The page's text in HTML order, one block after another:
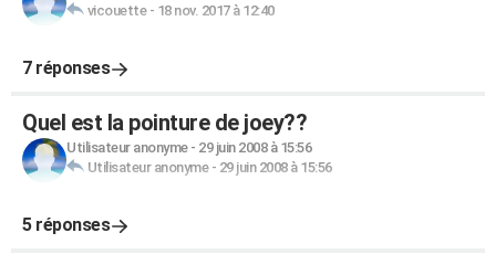
vicouette- 18 nov. 2017 à 12:40
7 réponses
Quel est la pointure de joey??
Utilisateur anonyme- 29 juin 2008 à 15:56
Utilisateur anonyme- 29 juin 2008 à 15:56
5 réponses